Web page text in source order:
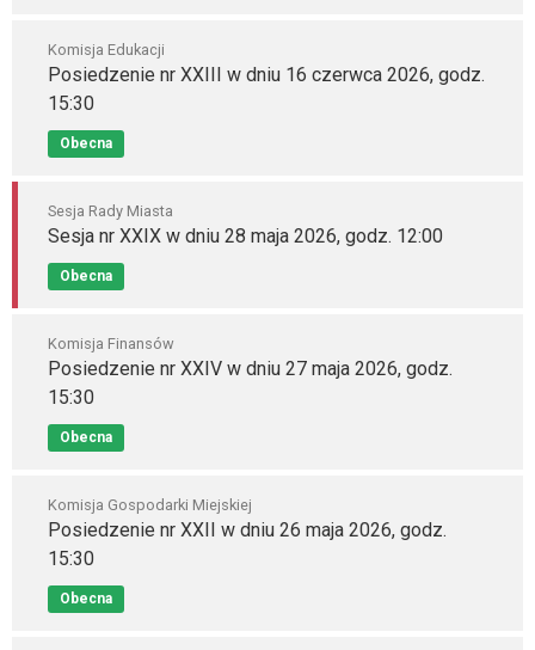
Komisja Edukacji
Posiedzenie nr XXIII w dniu 16 czerwca 2026, godz.
15:30
Obecna
Sesja Rady Miasta
Sesja nr XXIX w dniu 28 maja 2026, godz. 12:00
Obecna
Komisja Finansów
Posiedzenie nr XXIV w dniu 27 maja 2026, godz.
15:30
Obecna
Komisja Gospodarki Miejskiej
Posiedzenie nr XXII w dniu 26 maja 2026, godz.
15:30
Obecna